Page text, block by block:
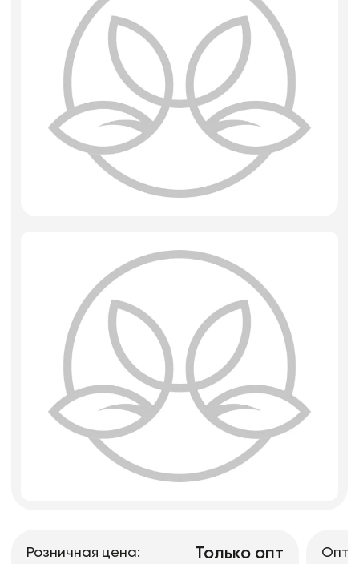
Игрушки мягкие
Сухоцветы
Розничная цена: Только опт